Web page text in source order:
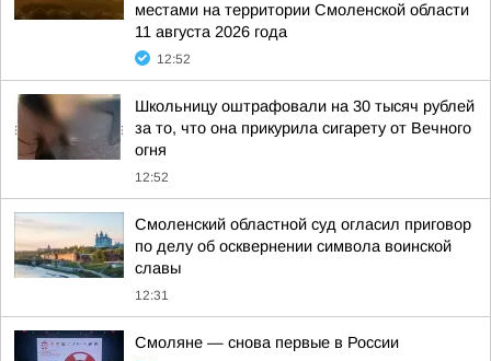
местами на территории Смоленской области
11 августа 2026 года
12:52
Школьницу оштрафовали на 30 тысяч рублей
за то, что она прикурила сигарету от Вечного
огня
12:52
Смоленский областной суд огласил приговор
по делу об осквернении символа воинской
славы
12:31
Смоляне — снова первые в России